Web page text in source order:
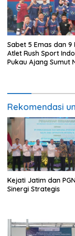
Sabet 5 Emas dan 9
Atlet Rush Sport
Pukau Ajang Sumut
Rekomendasi
Kejati Jatim dan
Sinergi Strategis